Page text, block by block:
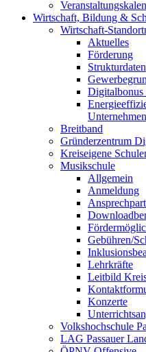
Wirtschaft, Bildung &
Wirtschaft-
Aktuelles
Förderung
Strukturdaten
Digitalbonus
Unternehmen
Breitband
Gründerzentrum
Kreiseigene
Musikschule
Allgemein
Anmeldung
Gebühren/
Lehrkräfte
Leitbild
Konzerte
Volkshochschule
LAG Passauer